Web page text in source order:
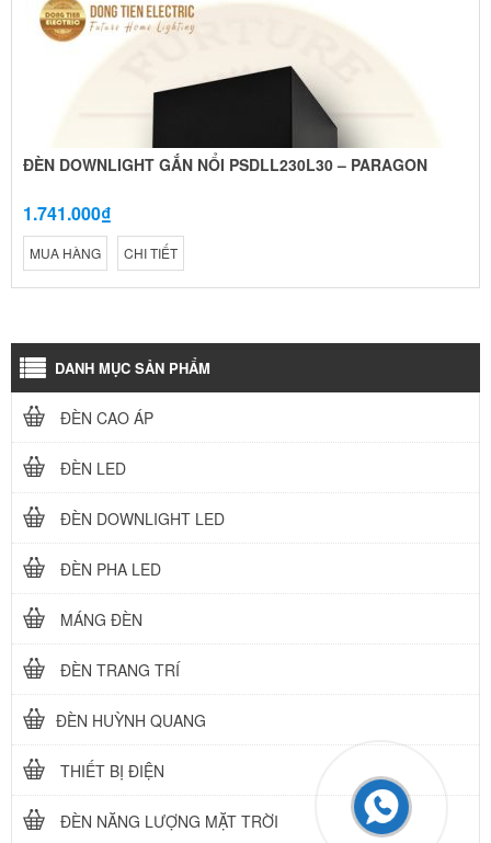
ĐÈN DOWNLIGHT GẮN NỔI PSDLL230L30 – PARAGON
1.741.000₫
MUA HÀNG CHI TIẾT
DANH MỤC SẢN PHẨM
ĐÈN CAO ÁP
ĐÈN LED
ĐÈN DOWNLIGHT LED
ĐÈN PHA LED
MÁNG ĐÈN
ĐÈN TRANG TRÍ
ĐÈN HUỲNH QUANG
THIẾT BỊ ĐIỆN
ĐÈN NĂNG LƯỢNG MẶT TRỜI